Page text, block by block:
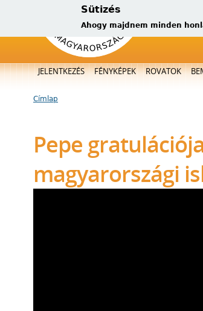
Sütizés
Ahogy majdnem minden
Főmenü
JELENTKEZÉS FÉNYKÉPEK ROVATOK
Jelenlegi hely
Címlap
Pepe
magyarországi